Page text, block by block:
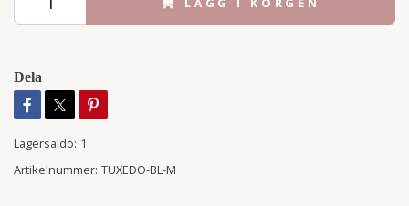
Dela
Lagersaldo: 1
Artikelnummer: TUXEDO-BL-M